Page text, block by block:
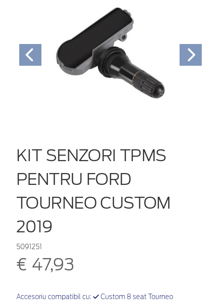
KIT SENZORI TPMS
PENTRU FORD
TOURNEO CUSTOM
2019
5091251
€ 47,93
Accesoriu compatibil cu: Custom 8 seat Tourneo